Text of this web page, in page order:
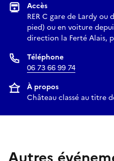
Accès
RER C gare de Lardy ou
pied) ou en voiture
direction la Ferté Alais,
Téléphone
06 73 66 99 74
À propos
Château classé au titre